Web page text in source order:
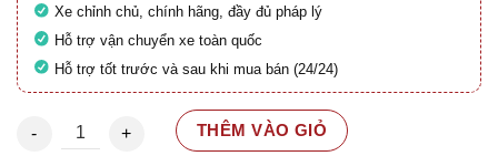
Xe chỉnh chủ, chính hãng, đầy đủ pháp lý
Hỗ trợ vận chuyển xe toàn quốc
Hỗ trợ tốt trước và sau khi mua bán (24/24)
Honda Super Cub C125 29BM-045.69 số lượng
THÊM VÀO GIỎ